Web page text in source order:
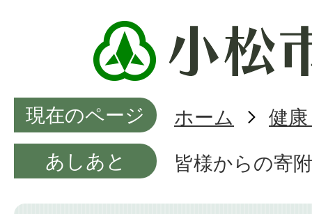
現在のページ ホーム
健
あしあと
皆様からの寄